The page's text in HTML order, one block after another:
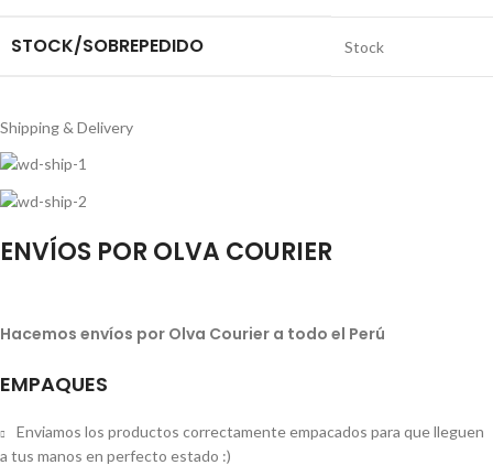
STOCK/SOBREPEDIDO Stock
Shipping & Delivery
ENVÍOS POR OLVA COURIER
Hacemos envíos por Olva Courier a todo el Perú
EMPAQUES
Enviamos los productos correctamente empacados para que lleguen
a tus manos en perfecto estado :)